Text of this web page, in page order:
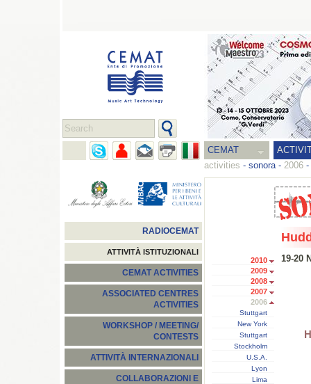
CEMAT
activities - sonora- 2006 -
RADIOCEMAT
ATTIVITÀ ISTITUZIONALI
CEMAT ACTIVITIES
ASSOCIATED CENTRES
ACTIVITIES
WORKSHOP / MEETING/
CONTESTS
ATTIVITÀ INTERNAZIONALI
COLLABORAZIONI E
2010
2009
2008
2007
2006
Stuttgart
New York
Stuttgart
Stockholm
U.S.A.
Lyon
Lima
19-20